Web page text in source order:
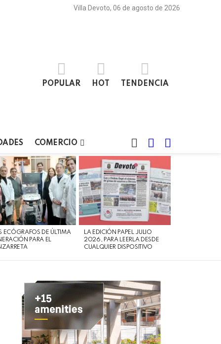
Villa Devoto, 06 de agosto de 2026
POPULAR HOT TENDENCIA
COMERCIO
SWITCH
SKIN
BUSCAR
ECÓGRAFOS DE ÚLTIMA
PARA EL
LA EDICIÓN PAPEL JULIO
2026, PARA LEERLA DESDE
CUALQUIER DISPOSITIVO